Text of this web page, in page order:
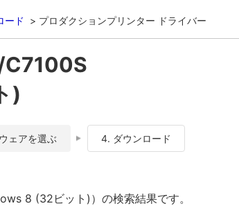
ード プロダクションプリンター ドライバー
C7100S
)
ェアを選ぶ 4. ダウンロード
8 (32ビット)）の検索結果です。